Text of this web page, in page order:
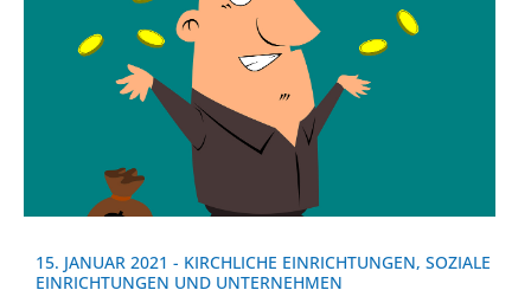
15. JANUAR 2021 - KIRCHLICHE EINRICHTUNGEN, SOZIALE
EINRICHTUNGEN UND UNTERNEHMEN